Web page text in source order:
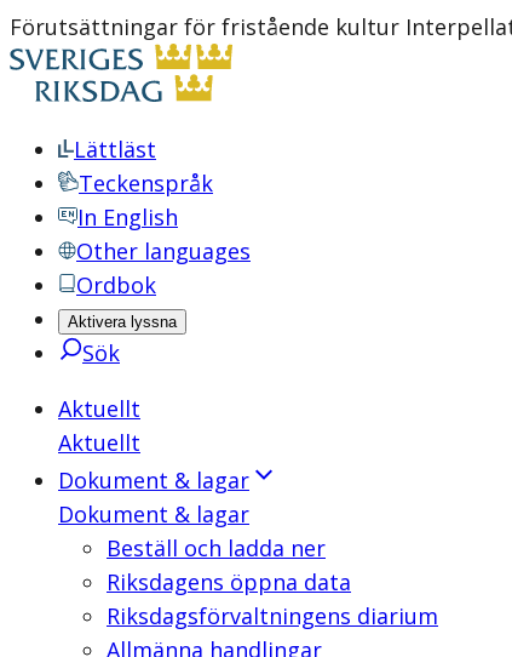
Förutsättningar för fristående kultur
Lättläst
Teckenspråk
In English
Other languages
Ordbok
Aktivera lyssna
Sök
Aktuellt
Aktuellt
Dokument & lagar
Dokument & lagar
Beställ och ladda ner
Riksdagens öppna data
Riksdagsförvaltningens diarium
Allmänna handlingar